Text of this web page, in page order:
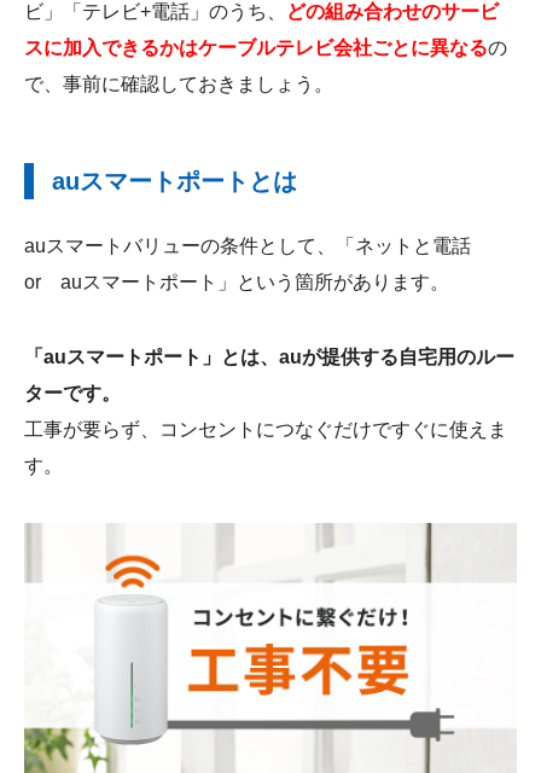
ビ」「テレビ+電話」のうち、
どの組み合わせのサービ
スに加入できるかはケーブルテレビ会社ごとに異なるの
で、事前に確認しておきましょう。
auスマートポートとは
auスマートバリューの条件として、「ネットと電話
or auスマートポート」という箇所があります。
「auスマートポート」とは、auが提供する自宅用のルー
ターです。
工事が要らず、コンセントにつなぐだけですぐに使えま
す。